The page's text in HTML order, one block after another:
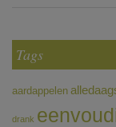
Tags
aardappelen
drank